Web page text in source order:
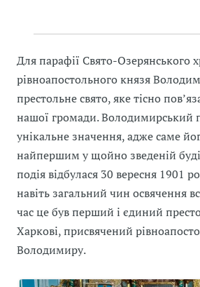
Для парафії Свято-Озерянського
рівноапостольного князя
престольне свято, яке тісно
нашої громади. Володимирський
унікальне значення, адже саме
найпершим у щойно зведеній
подія відбулася 30 вересня 1901
навіть загальний чин освячення
час це був перший і єдиний
Харкові, присвячений
Володимиру.